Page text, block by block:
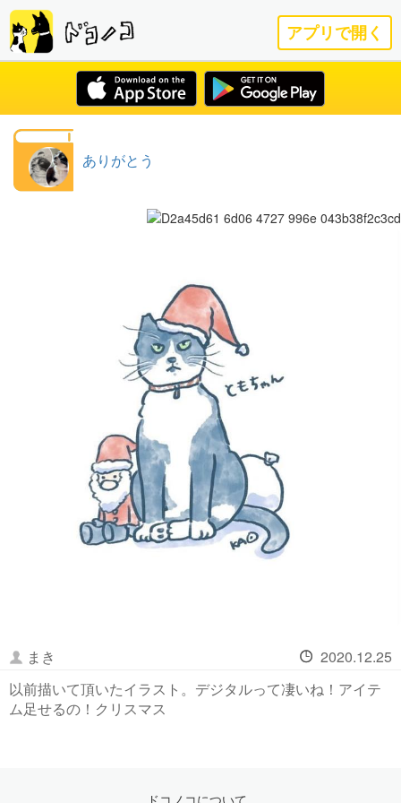
アプリで開く
ありがとう
まき
2020.12.25
以前描いて頂いたイラスト。デジタルって凄いね！アイテ
ム足せるの！クリスマス